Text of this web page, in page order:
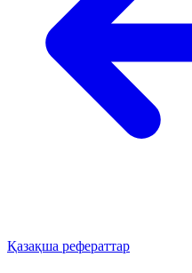
Қазақша рефераттар